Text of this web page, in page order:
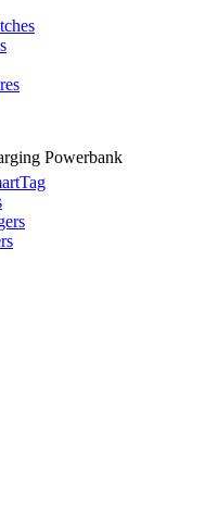
Powerbank